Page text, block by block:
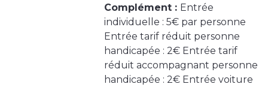
Complément : Entrée
individuelle : 5€ par personne
Entrée tarif réduit personne
handicapée : 2€ Entrée tarif
réduit accompagnant personne
handicapée : 2€ Entrée voiture